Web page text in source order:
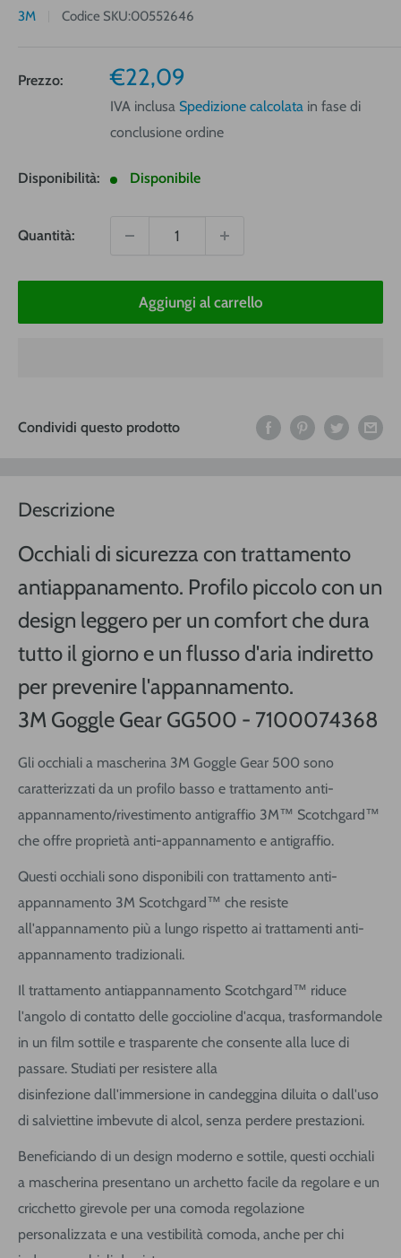
3M Codice SKU:00552646
Prezzo:
Prezzo
vendita
€22,09
IVA inclusa Spedizione calcolata in fase di
conclusione ordine
Disponibilità: Disponibile
Quantità:
Aggiungi al carrello
Condividi questo prodotto
Descrizione
Occhiali di sicurezza con trattamento
antiappanamento. Profilo piccolo con un
design leggero per un comfort che dura
tutto il giorno e un flusso d'aria indiretto
per prevenire l'appannamento.
3M Goggle Gear GG500 - 7100074368
Gli occhiali a mascherina 3M Goggle Gear 500 sono
caratterizzati da un profilo basso e trattamento anti-
appannamento/rivestimento antigraffio 3M™ Scotchgard™
che offre proprietà anti-appannamento e antigraffio.
Questi occhiali sono disponibili con trattamento anti-
appannamento 3M Scotchgard™ che resiste
all'appannamento più a lungo rispetto ai trattamenti anti-
appannamento tradizionali.
Il trattamento antiappannamento Scotchgard™ riduce
l'angolo di contatto delle goccioline d'acqua, trasformandole
in un film sottile e trasparente che consente alla luce di
passare. Studiati per resistere alla
disinfezione dall'immersione in candeggina diluita o dall'uso
di salviettine imbevute di alcol, senza perdere prestazioni.
Beneficiando di un design moderno e sottile, questi occhiali
a mascherina presentano un archetto facile da regolare e un
cricchetto girevole per una comoda regolazione
personalizzata e una vestibilità comoda, anche per chi